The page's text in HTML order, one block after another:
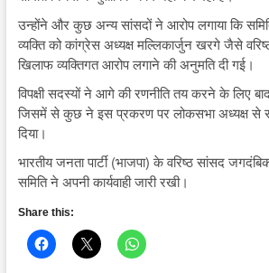
उन्होंने और कुछ अन्य सांसदों ने आरोप लगाया कि
व्यक्ति को कांग्रेस अध्यक्ष मल्लिकार्जुन खरगे जैसे
खिलाफ व्यक्तिगत आरोप लगाने की अनुमति दी गई।
विपक्षी सदस्यों ने आगे की रणनीति तय करने के लिए
जिसमें से कुछ ने इस प्रकरण पर लोकसभा अध्यक्ष से
दिया।
भारतीय जनता पार्टी (भाजपा) के वरिष्ठ सांसद
समिति ने अपनी कार्यवाही जारी रखी।
Share this: